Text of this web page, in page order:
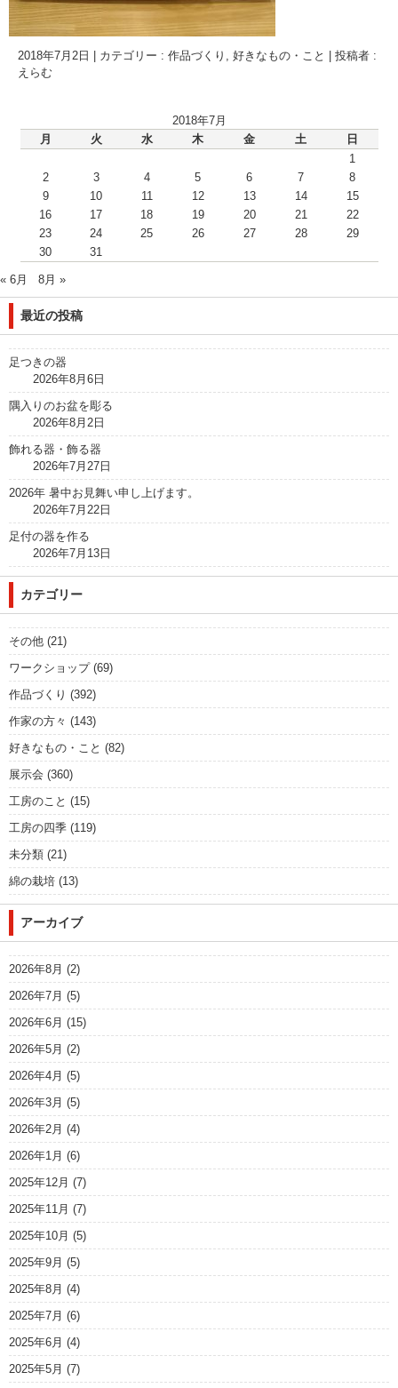
2018年7月2日 カテゴリー : 作品づくり , 好きなもの・こと
投稿者 :
えらむ
2018年7月
月
火 水 木 金 土
日
1
2
3 4 5 6 7
8
9
10 11 12 13 14
15
16
17 18 19 20 21
22
23
24 25 26 27 28
29
30
31
« 6月 8月 »
最近の投稿
足つきの器
2026年8月6日
隅入りのお盆を彫る
2026年8月2日
飾れる器・飾る器
2026年7月27日
2026年 暑中お見舞い申し上げます。
2026年7月22日
足付の器を作る
2026年7月13日
カテゴリー
その他 (21)
ワークショップ(69)
作品づくり (392)
作家の方々 (143)
好きなもの・こと (82)
展示会 (360)
工房のこと (15)
工房の四季 (119)
未分類 (21)
綿の栽培 (13)
アーカイブ
2026年8月 (2)
2026年7月 (5)
2026年6月 (15)
2026年5月 (2)
2026年4月 (5)
2026年3月 (5)
2026年2月 (4)
2026年1月 (6)
2025年12月 (7)
2025年11月 (7)
2025年10月 (5)
2025年9月 (5)
2025年8月 (4)
2025年7月 (6)
2025年6月 (4)
2025年5月 (7)